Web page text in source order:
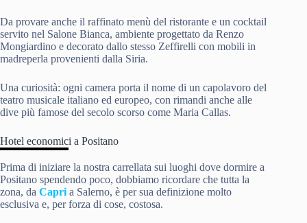
Da provare anche il raffinato menù del ristorante e un cocktail
servito nel Salone Bianca, ambiente progettato da Renzo
Mongiardino e decorato dallo stesso Zeffirelli con mobili in
madreperla provenienti dalla Siria.
Una curiosità: ogni camera porta il nome di un capolavoro del
teatro musicale italiano ed europeo, con rimandi anche alle
dive più famose del secolo scorso come Maria Callas.
Hotel economici a Positano
Prima di iniziare la nostra carrellata sui luoghi dove dormire a
Positano spendendo poco, dobbiamo ricordare che tutta la
zona, da Capri a Salerno, è per sua definizione molto
esclusiva e, per forza di cose, costosa.